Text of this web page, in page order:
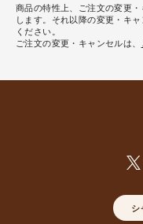
商品の特性上、ご注文の変更
します。それ以降の変更・キ
ください。
ご注文の変更・キャンセルは、
シ